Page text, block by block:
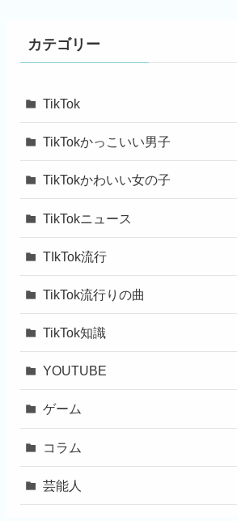
カテゴリー
TikTok
TikTokかっこいい男子
TikTokかわいい女の子
TikTokニュース
TIkTok流行
TikTok流行りの曲
TikTok知識
YOUTUBE
ゲーム
コラム
芸能人